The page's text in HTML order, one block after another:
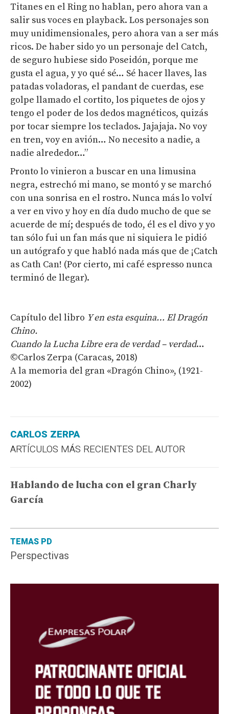
TEMAS PD
Perspectivas
Titanes en el Ring no hablan, pero ahora van a
salir sus voces en playback. Los personajes son
muy unidimensionales, pero ahora van a ser más
ricos. De haber sido yo un personaje del Catch,
de seguro hubiese sido Poseidón, porque me
gusta el agua, y yo qué sé… Sé hacer llaves, las
patadas voladoras, el pandant de cuerdas, ese
golpe llamado el cortito, los piquetes de ojos y
tengo el poder de los dedos magnéticos, quizás
por tocar siempre los teclados. Jajajaja. No voy
en tren, voy en avión… No necesito a nadie, a
nadie alrededor…”
Pronto lo vinieron a buscar en una limusina
negra, estrechó mi mano, se montó y se marchó
con una sonrisa en el rostro. Nunca más lo volví
a ver en vivo y hoy en día dudo mucho de que se
acuerde de mí; después de todo, él es el divo y yo
tan sólo fui un fan más que ni siquiera le pidió
un autógrafo y que habló nada más que de ¡Catch
as Cath Can! (Por cierto, mi café espresso nunca
terminó de llegar).
Capítulo del libro Y en esta esquina… El Dragón
Chino.
Cuando la Lucha Libre era de verdad – verdad…
©Carlos Zerpa (Caracas, 2018)
A la memoria del gran «Dragón Chino», (1921-
2002)
CARLOS ZERPA
ARTÍCULOS MÁS RECIENTES DEL AUTOR
Hablando de lucha con el gran Charly
García